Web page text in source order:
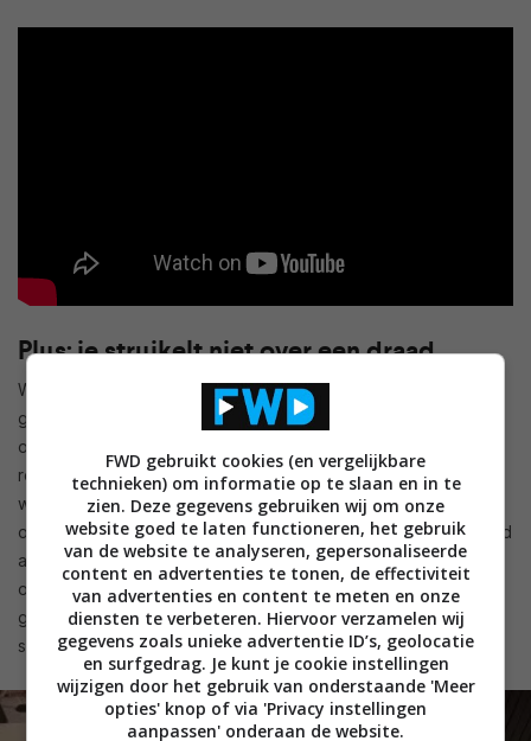
Plus: je struikelt niet over een draad
Waar je met een bedrade stofzuiger te maken hebt met
gedoe omdat je met die draad steeds tegen meubels aanzit,
of een huisgenoot laat struikelen, heb je dat bij een
robotstofzuiger niet. Die werken namelijk altijd zonder snoer,
waardoor je niet de kans loopt om te vallen, je meubels ook
op hun plek blijven en de draad niet stuk gaat als je er te hard
aan trekt. Wel moeten dit soort stofzuigers soms worden
opgeladen en dat gebeurt vaak op hun laadstation. In ieder
geval geen draden, dus een kans minder dat iets of iemand
stuk gaat.
FWD gebruikt cookies (en vergelijkbare
technieken) om informatie op te slaan en in te
zien. Deze gegevens gebruiken wij om onze
website goed te laten functioneren, het gebruik
van de website te analyseren, gepersonaliseerde
content en advertenties te tonen, de effectiviteit
van advertenties en content te meten en onze
diensten te verbeteren. Hiervoor verzamelen wij
gegevens zoals unieke advertentie ID’s, geolocatie
en surfgedrag. Je kunt je cookie instellingen
wijzigen door het gebruik van onderstaande 'Meer
opties' knop of via 'Privacy instellingen
aanpassen' onderaan de website.